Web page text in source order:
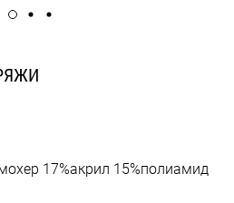
17%акрил 15%полиамид